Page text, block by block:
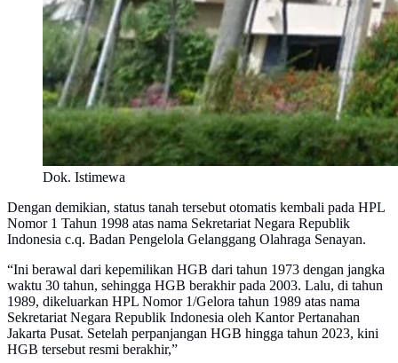
Dok. Istimewa
Dengan demikian, status tanah tersebut otomatis kembali pada HPL
Nomor 1 Tahun 1998 atas nama Sekretariat Negara Republik
Indonesia c.q. Badan Pengelola Gelanggang Olahraga Senayan.
“Ini berawal dari kepemilikan HGB dari tahun 1973 dengan jangka
waktu 30 tahun, sehingga HGB berakhir pada 2003. Lalu, di tahun
1989, dikeluarkan HPL Nomor 1/Gelora tahun 1989 atas nama
Sekretariat Negara Republik Indonesia oleh Kantor Pertanahan
Jakarta Pusat. Setelah perpanjangan HGB hingga tahun 2023, kini
HGB tersebut resmi berakhir,”